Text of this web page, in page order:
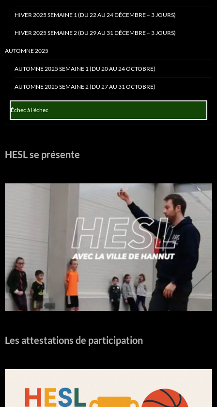
HIVER 2025 SEMAINE 1 (DU 22 AU 24 DÉCEMBRE – 3 JOURS)
HIVER 2025 SEMAINE 2 (DU 29 AU 31 DÉCEMBRE – 3 JOURS)
AUTOMNE 2025
AUTOMNE 2025 SEMAINE 1 (DU 20 AU 24 OCTOBRE)
AUTOMNE 2025 SEMAINE 2 (DU 27 AU 31 OCTOBRE)
Échec à l’échec
HESL se présente
Les attestations de participation